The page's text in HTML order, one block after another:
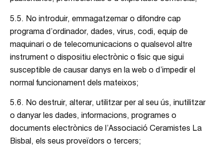
5.5. No introduir, emmagatzemar o difondre cap
programa d’ordinador, dades, virus, codi, equip de
maquinari o de telecomunicacions o qualsevol altre
instrument o dispositiu electrònic o físic que sigui
susceptible de causar danys en la web o d’impedir el
normal funcionament dels mateixos;
5.6. No destruir, alterar, utilitzar per al seu ús, inutilitzar
o danyar les dades, informacions, programes o
documents electrònics de l’Associació Ceramistes La
Bisbal, els seus proveïdors o tercers;